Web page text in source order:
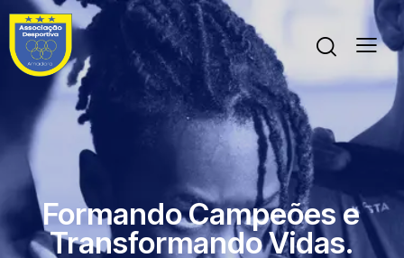
Formando Campeões e
Transformando Vidas.